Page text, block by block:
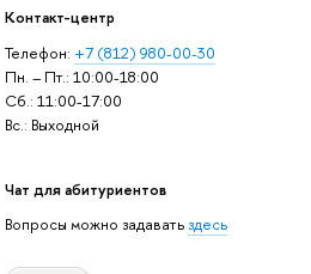
Контакт-центр
Телефон: +7 (812) 980-00-30
Пн. – Пт.: 10:00-18:00
Сб.: 11:00-17:00
Вс.: Выходной
Чат для абитуриентов
Вопросы можно задаватьздесь